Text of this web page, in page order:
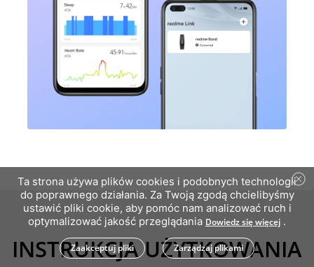
INSTRUKCJA UŻYTKOWANIA
Ta strona używa plików cookies i podobnych technologii
do poprawnego działania. Za Twoją zgodą chcielibyśmy
ustawić pliki cookie, aby pomóc nam analizować ruch i
optymalizować jakość przeglądania Dowiedz się więcej .
Zaakceptuj pliki Zarządzaj plikami